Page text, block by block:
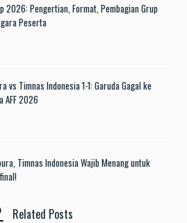
2026: Pengertian, Format, Pembagian Grup
Peserta
vs Timnas Indonesia 1-1: Garuda Gagal ke
AFF 2026
Timnas Indonesia Wajib Menang untuk
Related Posts